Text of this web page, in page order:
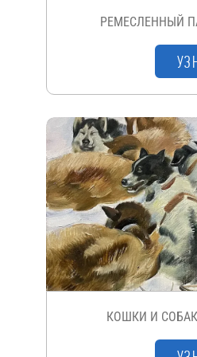
РЕМЕСЛЕННЫЙ
КОШКИ И